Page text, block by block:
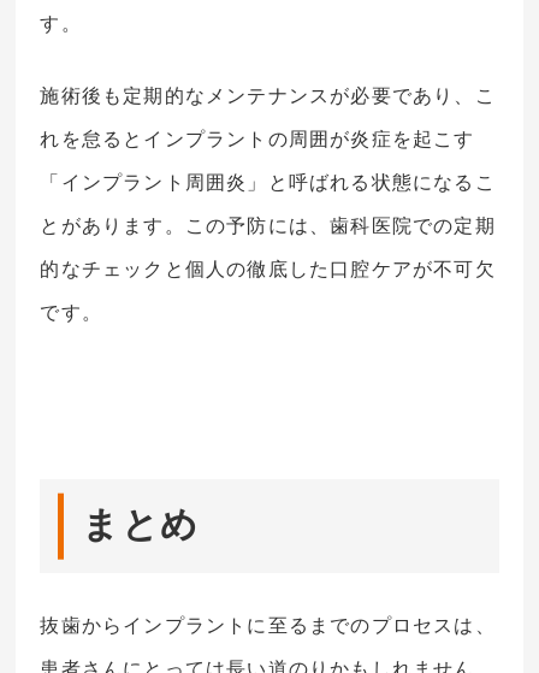
す。
施術後も定期的なメンテナンスが必要であり、こ
れを怠るとインプラントの周囲が炎症を起こす
「インプラント周囲炎」と呼ばれる状態になるこ
とがあります。この予防には、歯科医院での定期
的なチェックと個人の徹底した口腔ケアが不可欠
です。
まとめ
抜歯からインプラントに至るまでのプロセスは、